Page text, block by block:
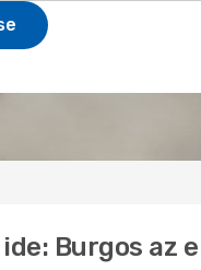
Burgos az